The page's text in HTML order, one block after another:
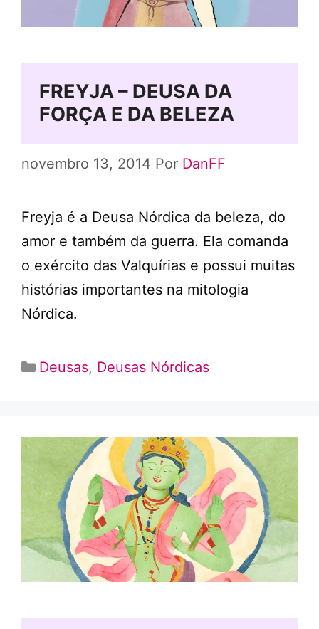
FREYJA – DEUSA DA
FORÇA E DA BELEZA
novembro 13, 2014 Por DanFF
Freyja é a Deusa Nórdica da beleza, do
amor e também da guerra. Ela comanda
o exército das Valquírias e possui muitas
histórias importantes na mitologia
Nórdica.
Categorias
Deusas, Deusas Nórdicas